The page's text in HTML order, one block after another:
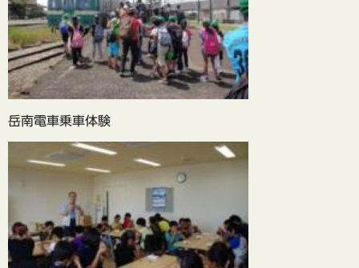
岳南電車乗車体験